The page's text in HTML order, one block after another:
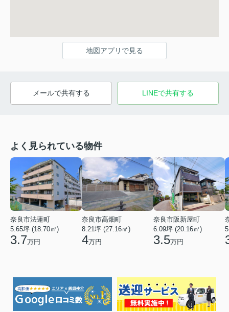
地図アプリで見る
メールで共有する LINEで共有する
よく見られている物件
奈良市法蓮町
5.65坪 (18.70㎡)
3.7万円
奈良市高畑町
8.21坪 (27.16㎡)
4万円
奈良市阪新屋町
6.09坪 (20.16㎡)
3.5万円